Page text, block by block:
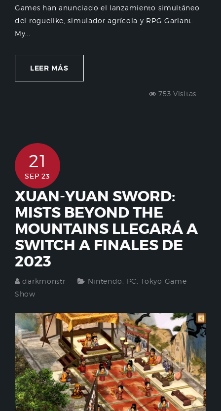
Games han anunciado el lanzamiento simultáneo
del roguelike, simulador agrícola y RPG Garlant:
My...
LEER MÁS
753 Visitas
21
SEP 23
XUAN-YUAN SWORD:
MISTS BEYOND THE
MOUNTAINS LLEGARÁ A
SWITCH A FINALES DE
2023
darkmonstr Nintendo PC ,Tokyo Game
Show